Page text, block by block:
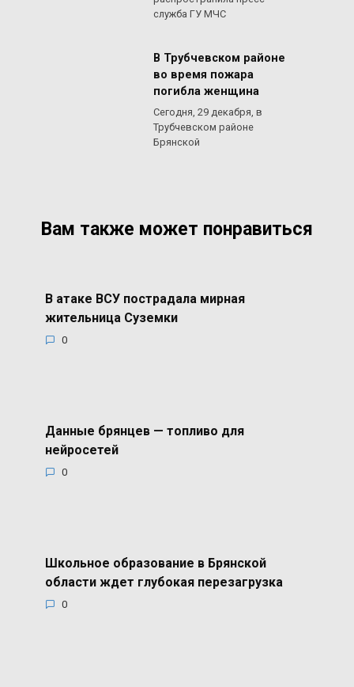
служба ГУ МЧС
В Трубчевском районе
во время пожара
погибла женщина
Сегодня, 29 декабря, в
Трубчевском районе
Брянской
Вам также может понравиться
В атаке ВСУ пострадала мирная
жительница Суземки
0
Данные брянцев — топливо для
нейросетей
0
Школьное образование в Брянской
области ждет глубокая перезагрузка
0